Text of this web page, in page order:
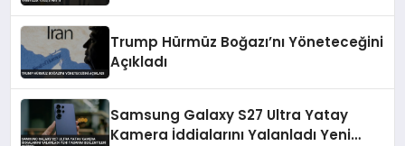
Trump Hürmüz Boğazı’nı Yöneteceğini
Açıkladı
Samsung Galaxy S27 Ultra Yatay
Kamera İddialarını Yalanladı Yeni